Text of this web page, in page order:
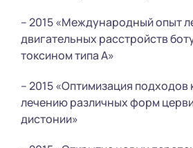
– 2015 «Международный опыт
двигательных расстройств
токсином типа А»
– 2015 «Оптимизация подходов
лечению различных форм
дистонии»